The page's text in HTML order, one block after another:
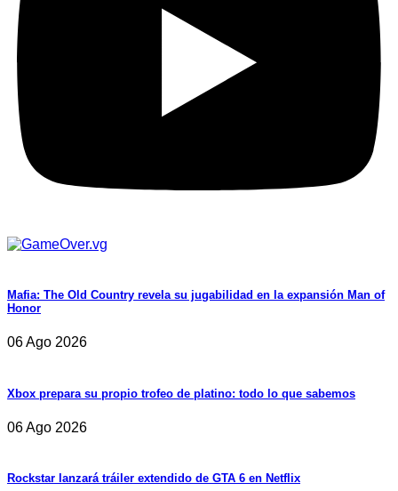
Mafia: The Old Country revela su jugabilidad en la expansión Man of
Honor
06 Ago 2026
Xbox prepara su propio trofeo de platino: todo lo que sabemos
06 Ago 2026
Rockstar lanzará tráiler extendido de GTA 6 en Netflix